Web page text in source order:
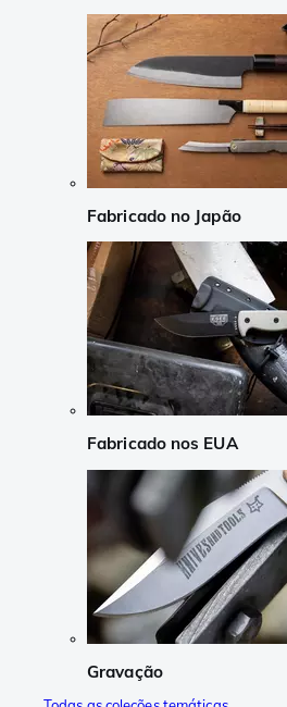
Fabricado no Japão
Fabricado nos EUA
Gravação